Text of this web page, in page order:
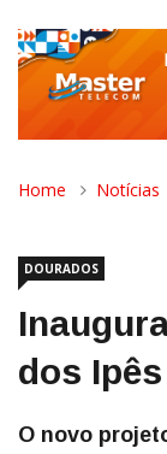
Home Notícias
DOURADOS
dos
O novo